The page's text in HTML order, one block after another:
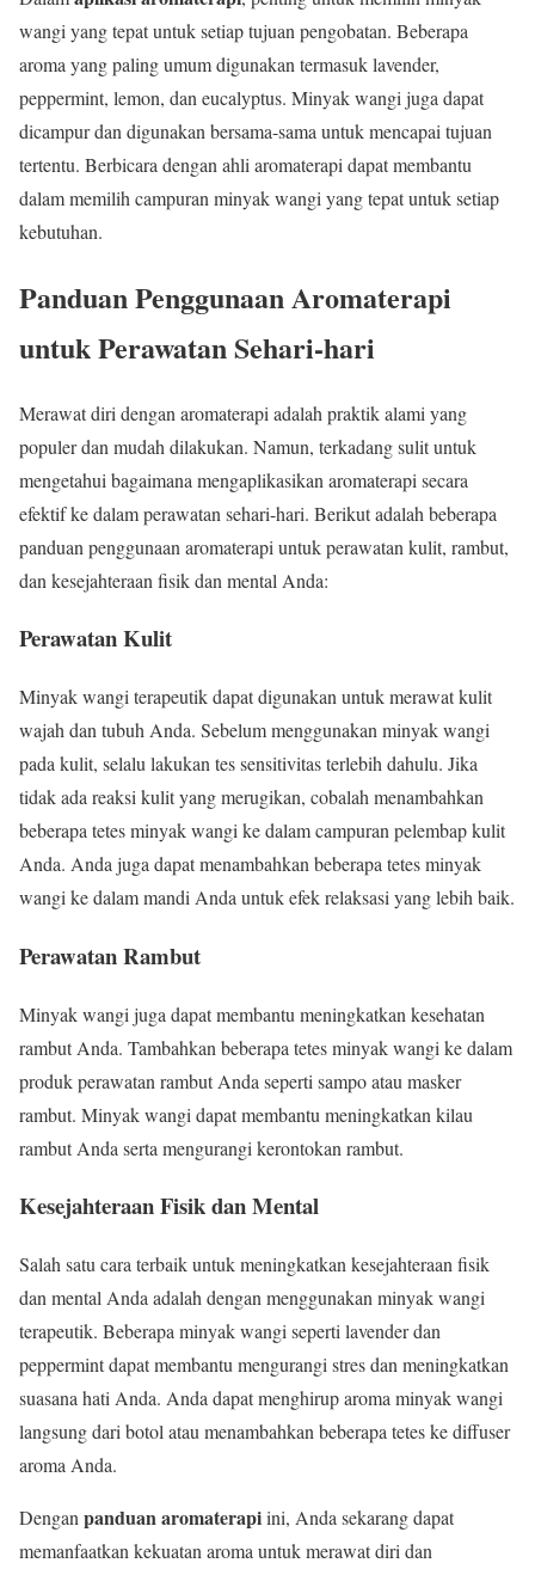
wangi yang tepat untuk setiap tujuan pengobatan. Beberapa
aroma yang paling umum digunakan termasuk lavender,
peppermint, lemon, dan eucalyptus. Minyak wangi juga dapat
dicampur dan digunakan bersama-sama untuk mencapai tujuan
tertentu. Berbicara dengan ahli aromaterapi dapat membantu
dalam memilih campuran minyak wangi yang tepat untuk setiap
kebutuhan.
Panduan Penggunaan Aromaterapi
untuk Perawatan Sehari-hari
Merawat diri dengan aromaterapi adalah praktik alami yang
populer dan mudah dilakukan. Namun, terkadang sulit untuk
mengetahui bagaimana mengaplikasikan aromaterapi secara
efektif ke dalam perawatan sehari-hari. Berikut adalah beberapa
panduan penggunaan aromaterapi untuk perawatan kulit, rambut,
dan kesejahteraan fisik dan mental Anda:
Perawatan Kulit
Minyak wangi terapeutik dapat digunakan untuk merawat kulit
wajah dan tubuh Anda. Sebelum menggunakan minyak wangi
pada kulit, selalu lakukan tes sensitivitas terlebih dahulu. Jika
tidak ada reaksi kulit yang merugikan, cobalah menambahkan
beberapa tetes minyak wangi ke dalam campuran pelembap kulit
Anda. Anda juga dapat menambahkan beberapa tetes minyak
wangi ke dalam mandi Anda untuk efek relaksasi yang lebih baik.
Perawatan Rambut
Minyak wangi juga dapat membantu meningkatkan kesehatan
rambut Anda. Tambahkan beberapa tetes minyak wangi ke dalam
produk perawatan rambut Anda seperti sampo atau masker
rambut. Minyak wangi dapat membantu meningkatkan kilau
rambut Anda serta mengurangi kerontokan rambut.
Kesejahteraan Fisik dan Mental
Salah satu cara terbaik untuk meningkatkan kesejahteraan fisik
dan mental Anda adalah dengan menggunakan minyak wangi
terapeutik. Beberapa minyak wangi seperti lavender dan
peppermint dapat membantu mengurangi stres dan meningkatkan
suasana hati Anda. Anda dapat menghirup aroma minyak wangi
langsung dari botol atau menambahkan beberapa tetes ke diffuser
aroma Anda.
Dengan panduan aromaterapiini, Anda sekarang dapat
memanfaatkan kekuatan aroma untuk merawat diri dan